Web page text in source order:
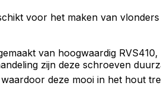
voor het maken van
van hoogwaardig
zijn deze schroeven
deze mooi in het hout